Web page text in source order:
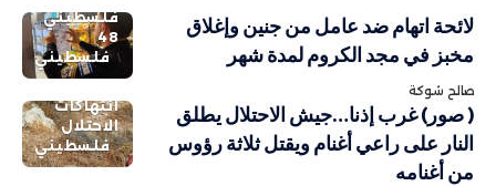
فلسطيني
48
فلسطيني
لائحة اتهام ضد عامل من جنين وإغلاق
مخبز في مجد الكروم لمدة شهر
صالح شوكة
انتهاكات
الاحتلال
فلسطيني
( صور) غرب إذنا…جيش الاحتلال يطلق
النار على راعي أغنام ويقتل ثلاثة رؤوس
من أغنامه